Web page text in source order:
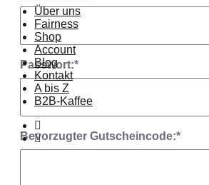
Über uns
Fairness
Shop
Account
Blog
Kontakt
A bis Z
B2B-Kaffee
Passwort:*
Bevorzugter Gutscheincode:*